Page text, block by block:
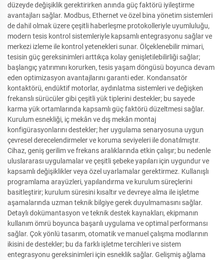
düzeyde değişiklik gerektirirken anında güç faktörü iyileştirme
avantajları sağlar. Modbus, Ethernet ve özel bina yönetim sistemleri
de dahil olmak üzere çeşitli haberleşme protokolleriyle uyumluluğu,
modern tesis kontrol sistemleriyle kapsamlı entegrasyonu sağlar ve
merkezi izleme ile kontrol yetenekleri sunar. Ölçeklenebilir mimari,
tesisin güç gereksinimleri arttıkça kolay genişletilebilirliği sağlar;
başlangıç yatırımını korurken, tesis yaşam döngüsü boyunca devam
eden optimizasyon avantajlarını garanti eder. Kondansatör
kontaktörü, endüktif motorlar, aydınlatma sistemleri ve değişken
frekanslı sürücüler gibi çeşitli yük tiplerini destekler; bu sayede
karma yük ortamlarında kapsamlı güç faktörü düzeltmesi sağlar.
Kurulum esnekliği, iç mekân ve dış mekân montaj
konfigürasyonlarını destekler; her uygulama senaryosuna uygun
çevresel derecelendirmeler ve koruma seviyeleri ile donatılmıştır.
Cihaz, geniş gerilim ve frekans aralıklarında etkin çalışır; bu nedenle
uluslararası uygulamalar ve çeşitli şebeke yapıları için uygundur ve
kapsamlı değişiklikler veya özel uyarlamalar gerektirmez. Kullanışlı
programlama arayüzleri, yapılandırma ve kurulum süreçlerini
basitleştirir; kurulum süresini kısaltır ve devreye alma ile işletme
aşamalarında uzman teknik bilgiye gerek duyulmamasını sağlar.
Detaylı dokümantasyon ve teknik destek kaynakları, ekipmanın
kullanım ömrü boyunca başarılı uygulama ve optimal performansı
sağlar. Çok yönlü tasarım, otomatik ve manuel çalışma modlarının
ikisini de destekler; bu da farklı işletme tercihleri ve sistem
entegrasyonu gereksinimleri için esneklik sağlar. Gelişmiş ağlama